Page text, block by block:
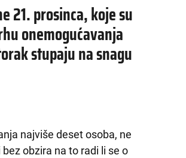
21. prosinca, koje su
onemogućavanja
stupaju na snagu
najviše deset osoba, ne
obzira na to radi li se o